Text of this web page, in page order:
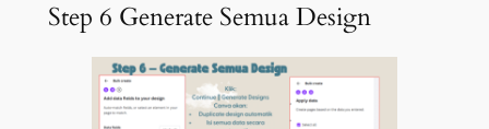
Step 6 Generate Semua Design